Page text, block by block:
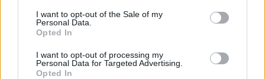
I want to opt-out of the Sale of my
Personal Data.
Opted In
I want to opt-out of processing my
Personal Data for Targeted Advertising.
Opted In
26/06/2011
segue dalla prima di FABRIZIO